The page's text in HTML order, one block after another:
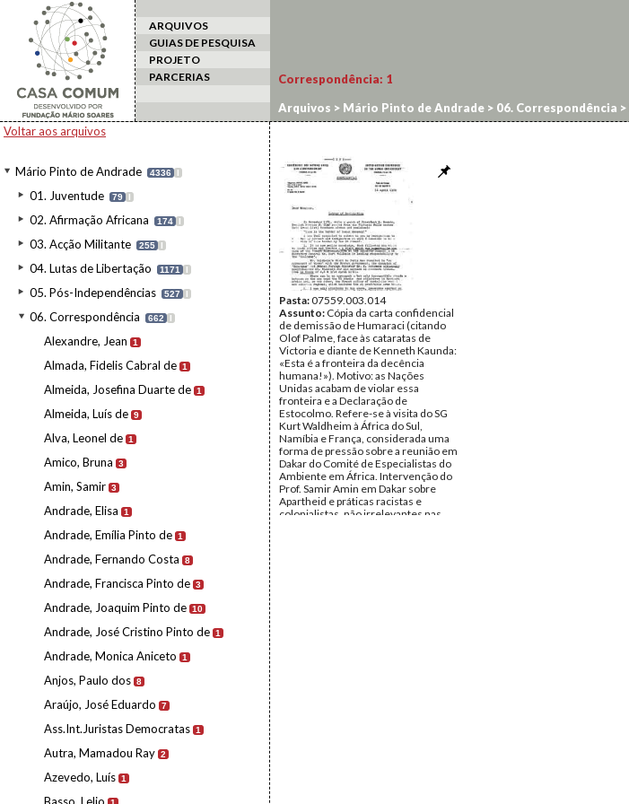
ARQUIVOS
GUIAS DE PESQUISA
PROJETO
PARCERIAS
Voltar aos arquivos
Mário Pinto de Andrade 4336 I
01. Juventude 79 I
02. Afirmação Africana 174 I
03. Acção Militante 255 I
04. Lutas de Libertação 1171 I
05. Pós-Independências 527 I
06. Correspondência 662 I
Alexandre, Jean 1
Almada, Fidelis Cabral de 1
Almeida, Josefina Duarte de 1
Almeida, Luís de 9
Alva, Leonel de 1
Amico, Bruna 3
Amin, Samir 3
Andrade, Elisa 1
Andrade, Emília Pinto de 1
Andrade, Fernando Costa 8
Andrade, Francisca Pinto de 3
Andrade, Joaquim Pinto de 10
Andrade, José Cristino Pinto de 1
Andrade, Monica Aniceto 1
Anjos, Paulo dos 8
Araújo, José Eduardo 7
Ass.Int.Juristas Democratas 1
Autra, Mamadou Ray 2
Azevedo, Luís 1
Correspondência: 1
Arquivos > Mário Pinto de Andrade > 06. Correspondência >
Pasta:07559.003.014
Assunto: Cópia da carta confidencial
de demissão de Humaraci (citando
Olof Palme, face às cataratas de
Victoria e diante de Kenneth Kaunda:
«Esta é a fronteira da decência
humana!»). Motivo: as Nações
Unidas acabam de violar essa
fronteira e a Declaração de
Estocolmo. Refere-se à visita do SG
Kurt Waldheim à África do Sul,
Namíbia e França, considerada uma
forma de pressão sobre a reunião em
Dakar do Comité de Especialistas do
Ambiente em África. Intervenção do
Prof. Samir Amin em Dakar sobre
Apartheid e práticas racistas e
colonialistas, não irrelevantes nas